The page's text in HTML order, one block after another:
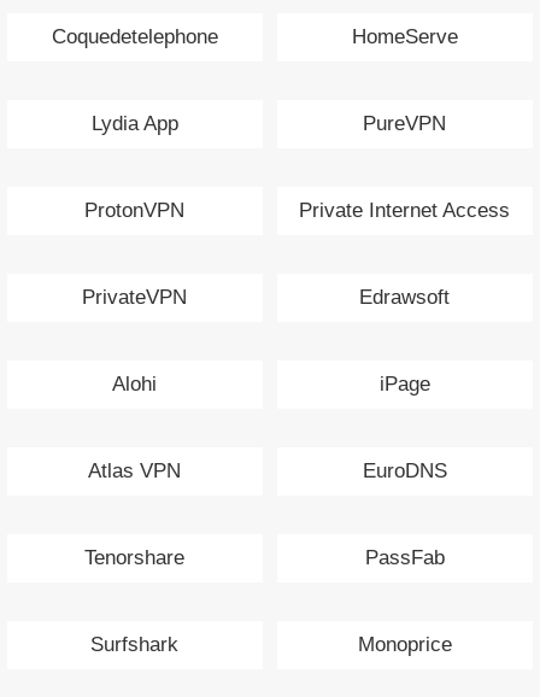
Coquedetelephone HomeServe
Lydia App PureVPN
ProtonVPN Private Internet Access
PrivateVPN Edrawsoft
Alohi iPage
Atlas VPN EuroDNS
Tenorshare PassFab
Surfshark Monoprice